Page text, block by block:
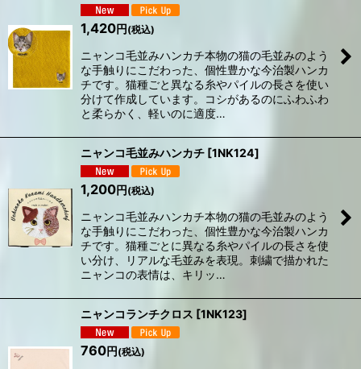
1,420円 (税込)
ニャンコ毛並みハンカチ本物の猫の毛並みのよう
な手触りにこだわった、個性豊かな今治製ハンカ
チです。猫種ごと異なる糸やパイルの長さを使い
分けて作成しています。コシがあるのにふわふわ
と柔らかく、軽いのに適度…
ニャンコ毛並みハンカチ [1NK124]
1,200円 (税込)
ニャンコ毛並みハンカチ本物の猫の毛並みのよう
な手触りにこだわった、個性豊かな今治製ハンカ
チです。猫種ごとに異なる糸やパイルの長さを使
い分け、リアルな毛並みを表現。刺繍で描かれた
ニャンコの表情は、キリッ…
ニャンコランチクロス [1NK123]
760円 (税込)